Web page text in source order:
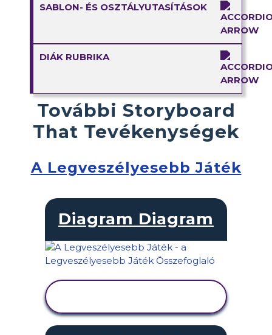
SABLON- ÉS OSZTÁLYUTASÍTÁSOK
DIÁK RUBRIKA
További Storyboard
That Tevékenységek
A Legveszélyesebb Játék
Diagram Diagram